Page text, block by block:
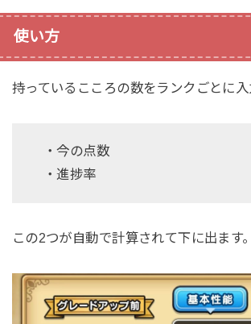
使い方
持っているこころの数をランクごとに入
・今の点数
・進捗率
この2つが自動で計算されて下に出ます。